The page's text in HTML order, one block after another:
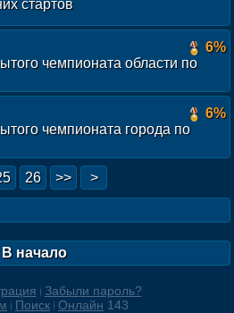
стартов
6%
чемпионата области по
6%
чемпионата города по
26 >> >
В начало
Забыли пароль?
Поиск Онлайн 143